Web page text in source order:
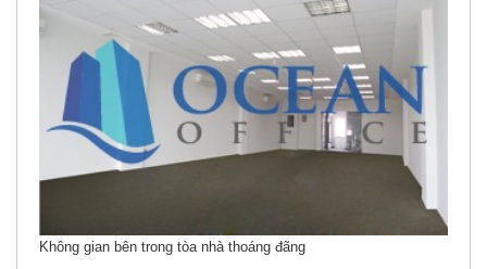
Không gian bên trong tòa nhà thoáng đãng